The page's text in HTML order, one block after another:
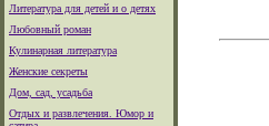
Литература для детей и о детях
Любовный роман
Кулинарная литература
Женские секреты
Дом, сад, усадьба
Отдых и развлечения. Юмор и